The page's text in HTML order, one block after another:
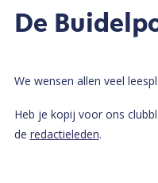
De
We wensen allen veel
Heb je kopij voor ons
de redactieleden.